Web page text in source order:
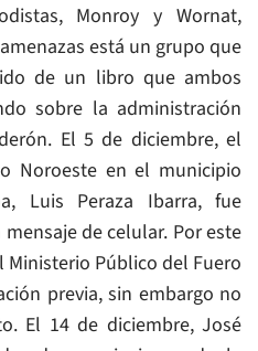
Monroy y Wornat,
está un grupo que
de un libro que ambos
sobre la administración
El 5 de diciembre, el
Noroeste en el municipio
Luis Peraza Ibarra, fue
de celular. Por este
Ministerio Público del Fuero
previa, sin embargo no
El 14 de diciembre, José